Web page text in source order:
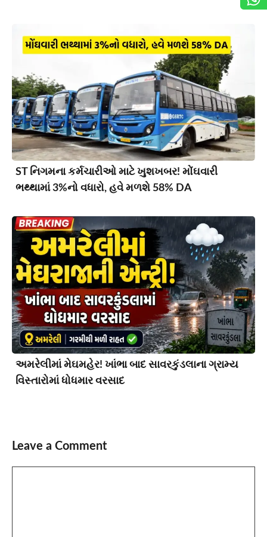
ST નિગમના કર્મચારીઓ માટે ખુશખબર! મોંઘવારી
ભથ્થામાં 3%નો વધારો, હવે મળશે 58% DA
અમરેલીમાં મેઘમહેર! ખાંભા બાદ સાવરકુંડલાના ગ્રામ્ય
વિસ્તારોમાં ધોધમાર વરસાદ
Leave a Comment